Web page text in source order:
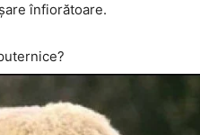
înfiorătoare.